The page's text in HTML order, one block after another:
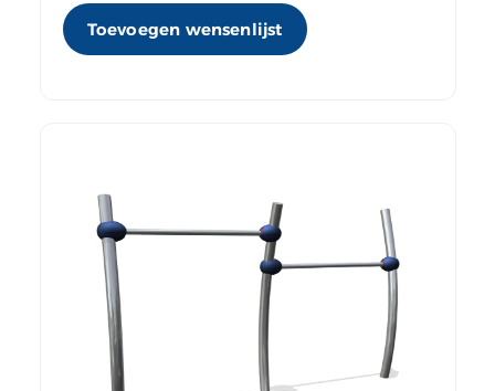
Toevoegen wensenlijst